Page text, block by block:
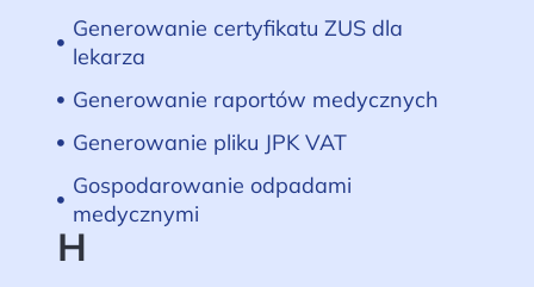
Generowanie certyfikatu ZUS dla
lekarza
Generowanie raportów medycznych
Generowanie pliku JPK VAT
Gospodarowanie odpadami
medycznymi
H